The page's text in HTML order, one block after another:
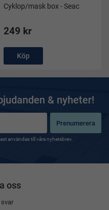
Cyklop/mask box - Seac
249 kr
Köp
& nyheter!
Prenumerera
användas till våra nyhetsbrev.
oss
svar